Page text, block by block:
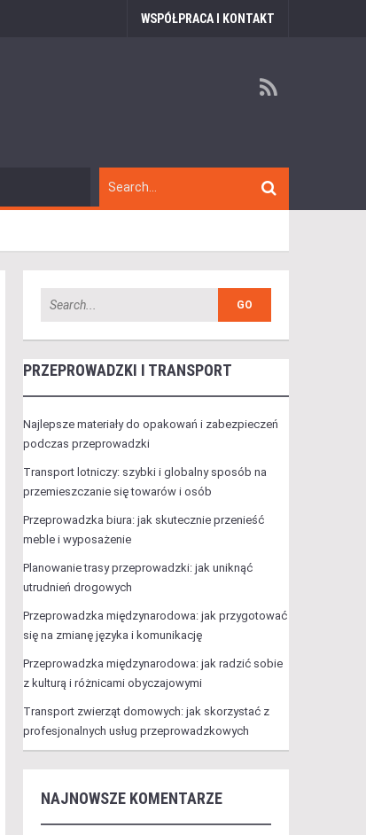
WSPÓŁPRACA I KONTAKT
PRZEPROWADZKI I TRANSPORT
Najlepsze materiały do opakowań i zabezpieczeń
podczas przeprowadzki
Transport lotniczy: szybki i globalny sposób na
przemieszczanie się towarów i osób
Przeprowadzka biura: jak skutecznie przenieść
meble i wyposażenie
Planowanie trasy przeprowadzki: jak uniknąć
utrudnień drogowych
Przeprowadzka międzynarodowa: jak przygotować
się na zmianę języka i komunikację
Przeprowadzka międzynarodowa: jak radzić sobie
z kulturą i różnicami obyczajowymi
Transport zwierząt domowych: jak skorzystać z
profesjonalnych usług przeprowadzkowych
NAJNOWSZE KOMENTARZE